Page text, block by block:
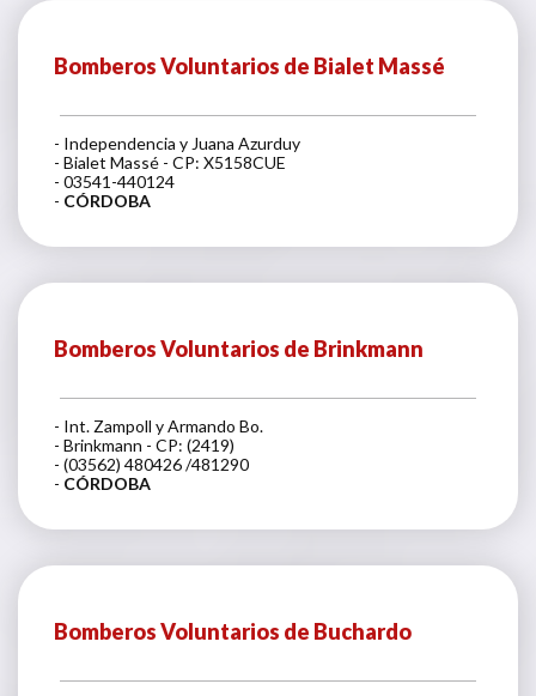
Bomberos Voluntarios de Bialet Massé
- Independencia y Juana Azurduy
- Bialet Massé - CP: X5158CUE
- 03541-440124
- CÓRDOBA
Bomberos Voluntarios de Brinkmann
- Int. Zampoll y Armando Bo.
- Brinkmann - CP: (2419)
- (03562) 480426 /481290
- CÓRDOBA
Bomberos Voluntarios de Buchardo